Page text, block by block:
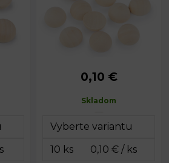
Priemer:
25 mm
0,10 €
Skladom